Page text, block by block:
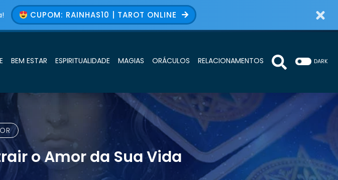
CUPOM: RAINHAS10 | TAROT ONLINE
BEM ESTAR ESPIRITUALIDADE MAGIAS ORÁCULOS RELACIONAMENTOS DARK
o Amor da Sua Vida